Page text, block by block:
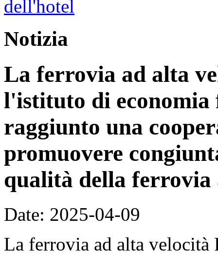
Notizia
La ferrovia ad alta
l'istituto di economia
raggiunto una
promuovere
qualità della ferrovia
Date: 2025-04-09
La ferrovia ad alta velocità